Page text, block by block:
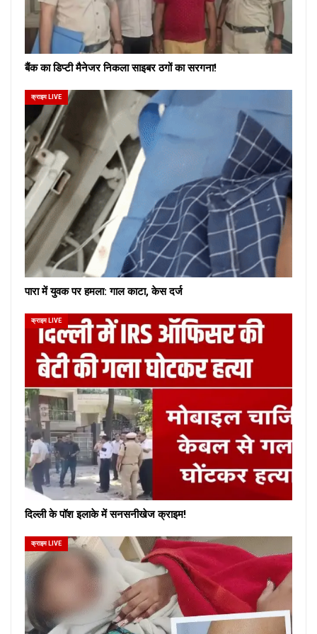
बैंक का डिप्टी मैनेजर निकला साइबर ठगों का सरगना!
क्राइम LIVE
पारा में युवक पर हमला: गाल काटा, केस दर्ज
क्राइम LIVE
दिल्ली के पॉश इलाके में सनसनीखेज क्राइम!
क्राइम LIVE